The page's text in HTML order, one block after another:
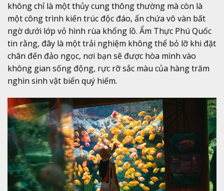
không chỉ là một thủy cung thông thường mà còn là
một công trình kiến trúc độc đáo, ẩn chứa vô vàn bất
ngờ dưới lớp vỏ hình rùa khổng lồ. Ẩm Thực Phú Quốc
tin rằng, đây là một trải nghiệm không thể bỏ lỡ khi đặt
chân đến đảo ngọc, nơi bạn sẽ được hòa mình vào
không gian sống động, rực rỡ sắc màu của hàng trăm
nghìn sinh vật biển quý hiếm.